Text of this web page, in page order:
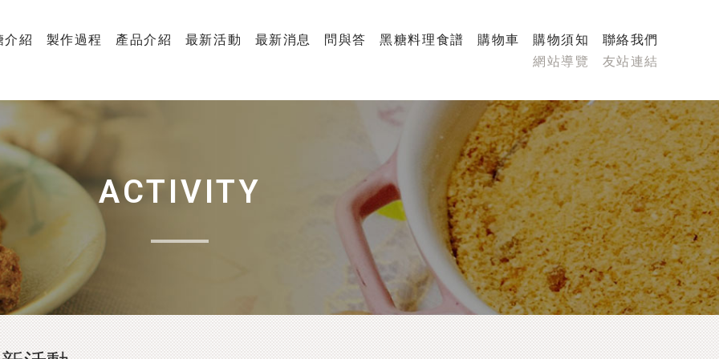
介紹 製作過程 產品介紹 最新活動 最新消息 問與答 黑糖料理食譜 購物車 購物須知
聯絡我們
網站導覽
友站連結
ACTIVITY